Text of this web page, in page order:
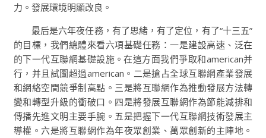
力。發展環境明顯改良。
最后是六年夜任務，有了思緒，有了定位，有了“十三五”
的目標，我們總體來看六項基礎任務：一是建設高速、泛在
的下一代互聯網基礎設施。在這方面我們爭取和american并
行，并且試圖超過american。二是搶占全球互聯網產業發展
和網絡空間競爭制高點。三是將互聯網作為推動發展方法轉
變和轉型升級的衝破口。四是將發展互聯網作為節能減排和
傳播先進文明主要手腕。五是把握下一代互聯網技術發展主
導權。六是將互聯網作為年夜眾創業、萬眾創新的主陣地。